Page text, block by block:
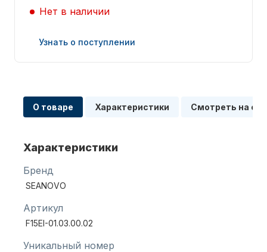
Запчасти для ПЛМ
Нет в наличии
Узнать о поступлении
О товаре Характеристики Смотреть на
Характеристики
Бренд
SEANOVO
Артикул
F15EI-01.03.00.02
Уникальный номер